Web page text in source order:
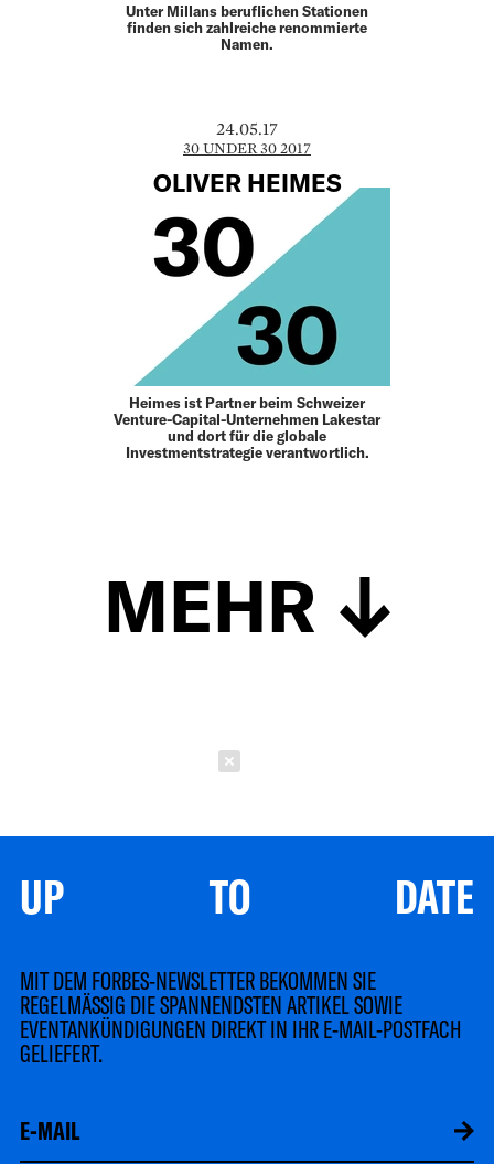
Unter Millans beruflichen Stationen
finden sich zahlreiche renommierte
Namen.
24.05.17
30 UNDER 30 2017
OLIVER HEIMES
Heimes ist Partner beim Schweizer
Venture-Capital-Unternehmen Lakestar
und dort für die globale
Investmentstrategie verantwortlich.
MEHR
UP TO DATE
MIT DEM FORBES-NEWSLETTER BEKOMMEN SIE
REGELMÄSSIG DIE SPANNENDSTEN ARTIKEL SOWIE
EVENTANKÜNDIGUNGEN DIREKT IN IHR E-MAIL-POSTFACH
GELIEFERT.